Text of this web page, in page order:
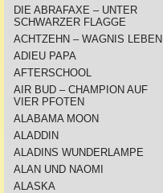
DIE ABRAFAXE – UNTER
SCHWARZER FLAGGE
ACHTZEHN – WAGNIS LEBEN
ADIEU PAPA
AFTERSCHOOL
AIR BUD – CHAMPION AUF
VIER PFOTEN
ALABAMA MOON
ALADDIN
ALADINS WUNDERLAMPE
ALAN UND NAOMI
ALASKA